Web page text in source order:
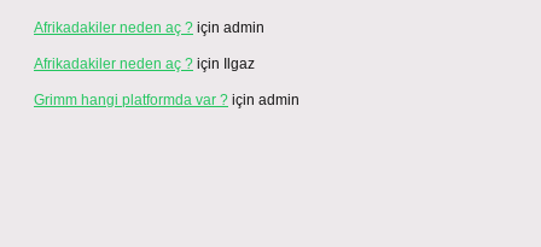
Afrikadakiler neden aç ? için admin
Afrikadakiler neden aç ? için Ilgaz
Grimm hangi platformda var ? için admin